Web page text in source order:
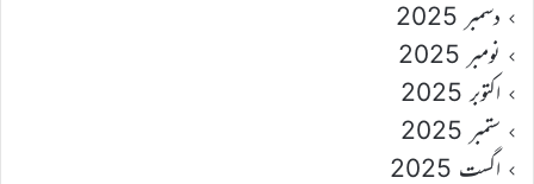
دسمبر 2025
نومبر 2025
اکتوبر 2025
ستمبر 2025
اگست 2025